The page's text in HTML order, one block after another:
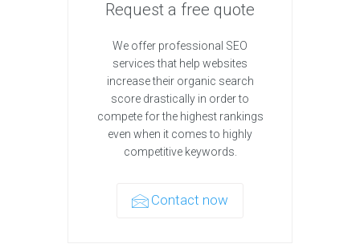
Request a free quote
We offer professional SEO
services that help websites
increase their organic search
score drastically in order to
compete for the highest rankings
even when it comes to highly
competitive keywords.
Contact now